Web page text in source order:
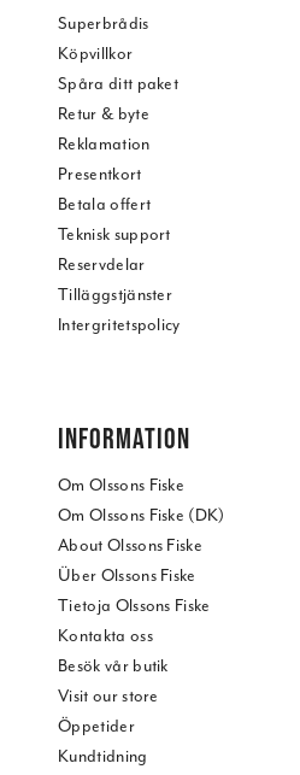
Superbrådis
Köpvillkor
Spåra ditt paket
Retur & byte
Reklamation
Presentkort
Betala offert
Teknisk support
Reservdelar
Tilläggstjänster
Intergritetspolicy
INFORMATION
Om Olssons Fiske
Om Olssons Fiske (DK)
About Olssons Fiske
Über Olssons Fiske
Tietoja Olssons Fiske
Kontakta oss
Besök vår butik
Visit our store
Öppetider
Kundtidning